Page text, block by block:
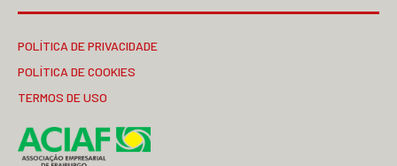
POLÍTICA DE PRIVACIDADE
POLÍTICA DE COOKIES
TERMOS DE USO